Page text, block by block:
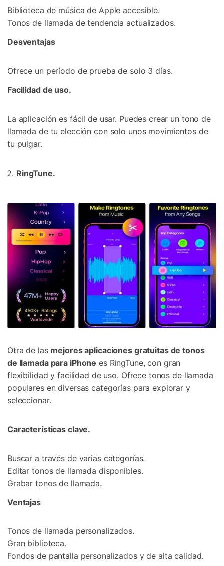
Biblioteca de música de Apple accesible.
Tonos de llamada de tendencia actualizados.
Desventajas
Ofrece un período de prueba de solo 3 días.
Facilidad de uso.
La aplicación es fácil de usar. Puedes crear un tono de
llamada de tu elección con solo unos movimientos de
tu pulgar.
RingTune.
Otra de las mejores aplicaciones gratuitas de tonos
de llamada para iPhone es RingTune, con gran
flexibilidad y facilidad de uso. Ofrece tonos de llamada
populares en diversas categorías para explorar y
seleccionar.
Características clave.
Buscar a través de varias categorías.
Editar tonos de llamada disponibles.
Grabar tonos de llamada.
Ventajas
Tonos de llamada personalizados.
Gran biblioteca.
Fondos de pantalla personalizados y de alta calidad.